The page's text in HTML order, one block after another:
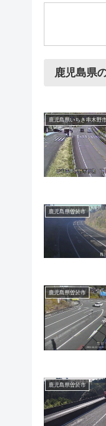
2
鹿児島県
鹿児島県いちき串木野
鹿児島県曽於市
鹿児島県曽於市
鹿児島県曽於市